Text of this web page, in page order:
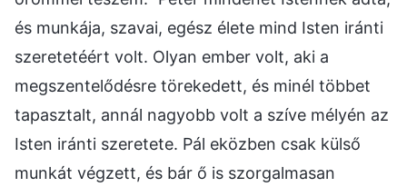
és munkája, szavai, egész élete mind Isten iránti
szeretetéért volt. Olyan ember volt, aki a
megszentelődésre törekedett, és minél többet
tapasztalt, annál nagyobb volt a szíve mélyén az
Isten iránti szeretete. Pál eközben csak külső
munkát végzett, és bár ő is szorgalmasan